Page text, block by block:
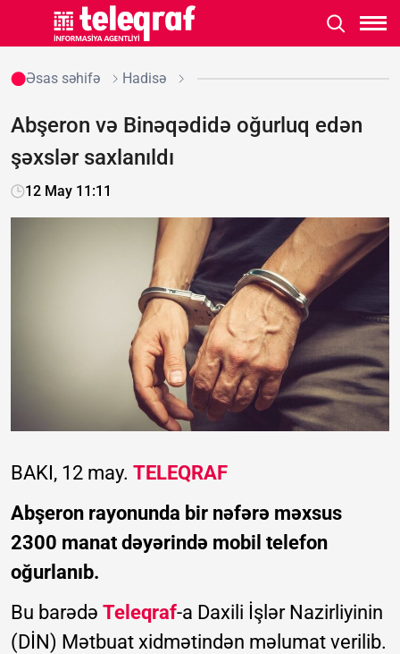
Əsas səhifə Hadisə
Abşeron və Binəqədidə oğurluq edən
şəxslər saxlanıldı
12 May 11:11
BAKI, 12 may. TELEQRAF
Abşeron rayonunda bir nəfərə məxsus
2300 manat dəyərində mobil telefon
oğurlanıb.
Bu barədə Teleqraf-a Daxili İşlər Nazirliyinin
(DİN) Mətbuat xidmətindən məlumat verilib.